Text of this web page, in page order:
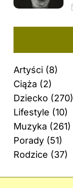
Artyści (8)
Ciąża (2)
Dziecko (270)
Lifestyle (10)
Muzyka (261)
Porady (51)
Rodzice (37)